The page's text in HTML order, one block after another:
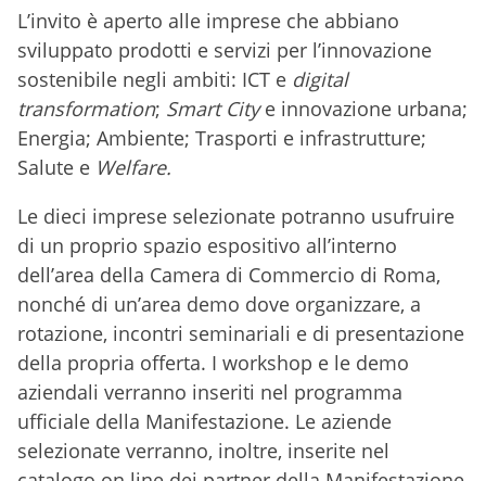
L’invito è aperto alle imprese che abbiano
sviluppato prodotti e servizi per l’innovazione
sostenibile negli ambiti: ICT e digital
transformation; Smart Citye innovazione urbana;
Energia; Ambiente; Trasporti e infrastrutture;
Salute e Welfare.
Le dieci imprese selezionate potranno usufruire
di un proprio spazio espositivo all’interno
dell’area della Camera di Commercio di Roma,
nonché di un’area demo dove organizzare, a
rotazione, incontri seminariali e di presentazione
della propria offerta. I workshop e le demo
aziendali verranno inseriti nel programma
ufficiale della Manifestazione. Le aziende
selezionate verranno, inoltre, inserite nel